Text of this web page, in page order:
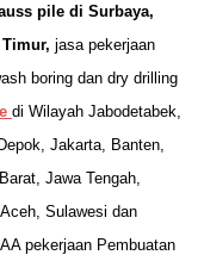
pile di Surbaya,
jasa pekerjaan
boring dan dry drilling
di Wilayah Jabodetabek,
Jakarta, Banten,
Jawa Tengah,
Sulawesi dan
pekerjaan Pembuatan